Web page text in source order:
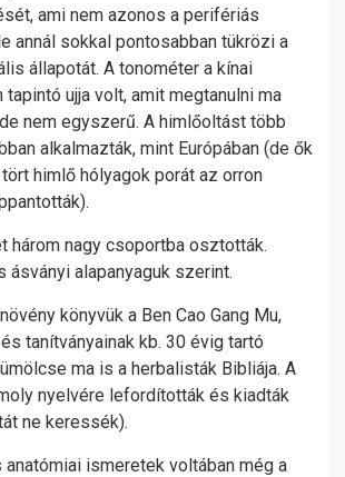
ami nem azonos a perifériás
annál sokkal pontosabban tükrözi a
állapotát. A tonométer a kínai
ujja volt, amit megtanulni ma
nem egyszerű. A himlőoltást több
alkalmazták, mint Európában (de ők
himlő hólyagok porát az orron
három nagy csoportba osztották.
ásványi alapanyaguk szerint.
könyvük a Ben Cao Gang Mu,
tanítványainak kb. 30 évig tartó
ma is a herbalisták Bibliája. A
nyelvére lefordították és kiadták
ne keressék).
ismeretek voltában még a